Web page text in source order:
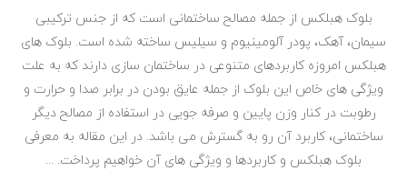
بلوک هبلکس از جمله مصالح ساختمانی است که از جنس ترکیبی
سیمان، آهک، پودر آلومینیوم و سیلیس ساخته شده است. بلوک های
هبلکس امروزه کاربردهای متنوعی در ساختمان سازی دارند که به علت
ویژگی های خاص این بلوک از جمله عایق بودن در برابر صدا و حرارت و
رطوبت در کنار وزن پایین و صرفه جویی در استفاده از مصالح دیگر
ساختمانی، کاربرد آن رو به گسترش می باشد. در این مقاله به معرفی
بلوک هبلکس و کاربردها و ویژگی های آن خواهیم پرداخت. ...